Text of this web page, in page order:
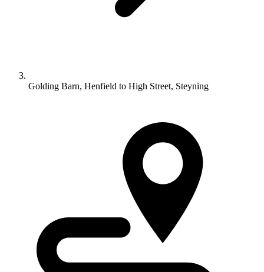
Golding Barn, Henfield to High Street, Steyning